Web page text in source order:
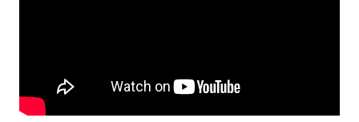
SULTRA